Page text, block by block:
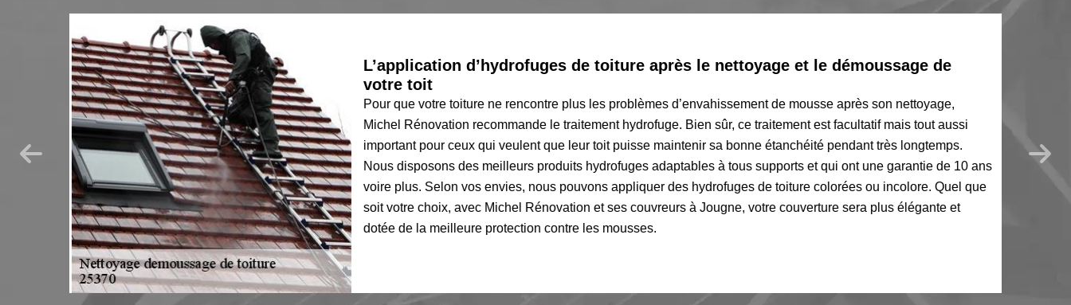
objets à
L’application d’hydrofuges de toiture après le nettoyage et le démoussage de
votre toit
Pour que votre toiture ne rencontre plus les problèmes d’envahissement de mousse après son nettoyage,
Michel Rénovation recommande le traitement hydrofuge. Bien sûr, ce traitement est facultatif mais tout aussi
important pour ceux qui veulent que leur toit puisse maintenir sa bonne étanchéité pendant très longtemps.
Nous disposons des meilleurs produits hydrofuges adaptables à tous supports et qui ont une garantie de 10 ans
voire plus. Selon vos envies, nous pouvons appliquer des hydrofuges de toiture colorées ou incolore. Quel que
soit votre choix, avec Michel Rénovation et ses couvreurs à Jougne, votre couverture sera plus élégante et
dotée de la meilleure protection contre les mousses.